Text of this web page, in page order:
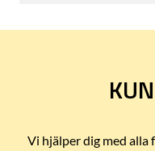
Vi hjälper dig med alla